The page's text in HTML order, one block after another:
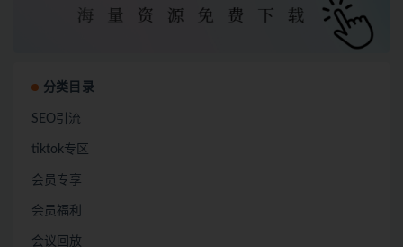
分类目录
SEO引流
tiktok专区
会员专享
会员福利
会议回放